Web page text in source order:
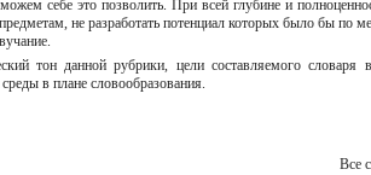
себе это позволить. При всей глубине и
не разработать потенциал которых было бы по
тон данной рубрики, цели составляемого словаря
в плане словообразования.
Все